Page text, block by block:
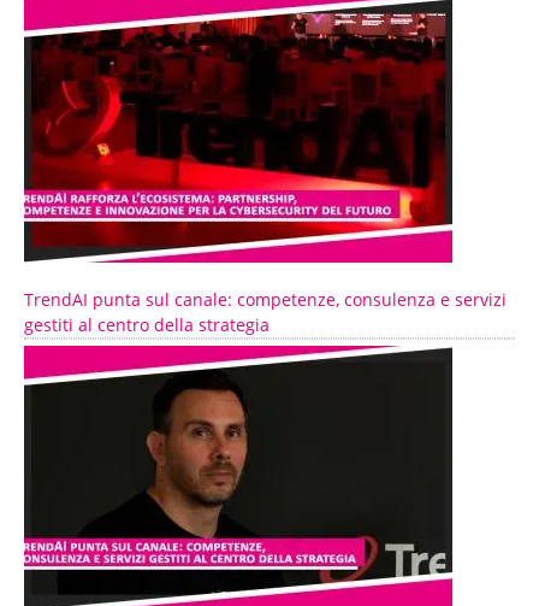
TrendAI punta sul canale: competenze, consulenza e servizi
gestiti al centro della strategia